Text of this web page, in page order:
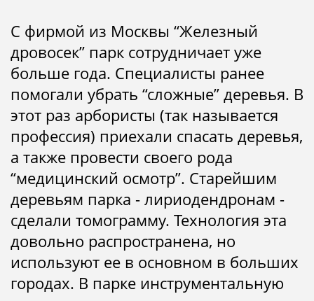
С фирмой из Москвы “Железный
дровосек” парк сотрудничает уже
больше года. Специалисты ранее
помогали убрать “сложные” деревья. В
этот раз арбористы (так называется
профессия) приехали спасать деревья,
а также провести своего рода
“медицинский осмотр”. Старейшим
деревьям парка - лириодендронам -
сделали томограмму. Технология эта
довольно распространена, но
используют ее в основном в больших
городах. В парке инструментальную